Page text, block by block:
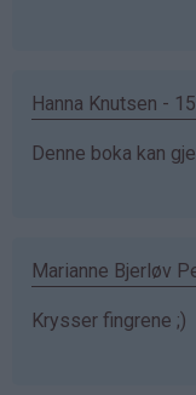
Hanna Knutsen -
Denne boka kan
Marianne Bjerløv
Krysser fingrene ;)